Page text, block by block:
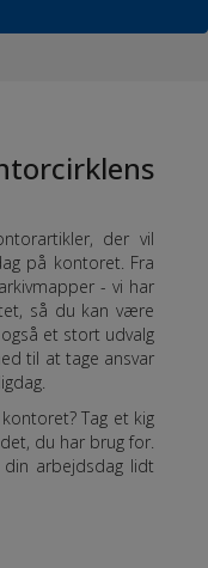
der vil
på kontoret. Fra
- vi har
så du kan være
et stort udvalg
til at tage ansvar
Tag et kig
du har brug for.
arbejdsdag lidt